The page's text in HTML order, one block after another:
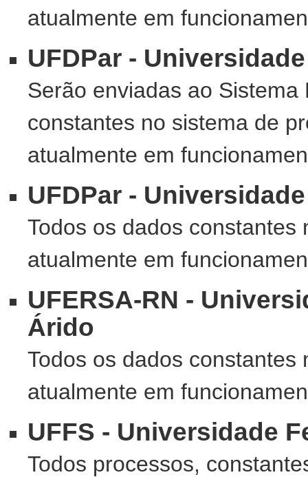
atualmente em
UFDPar -
Serão enviadas ao
constantes no sistema de
atualmente em
UFDPar -
Todos os dados
atualmente em
UFERSA-RN -
Árido
Todos os dados
atualmente em
UFFS - Universidade
Todos processos,